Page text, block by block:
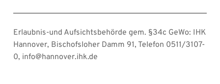
Erlaubnis-und Aufsichtsbehörde gem. §34c GeWo: IHK
Hannover, Bischofsloher Damm 91, Telefon 0511/3107-
0, info@hannover.ihk.de